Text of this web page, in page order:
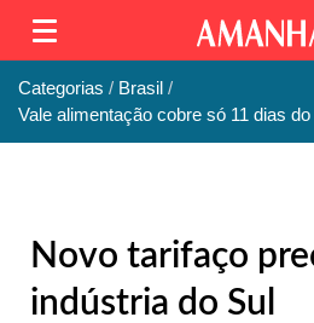
Categorias
Brasil
Vale alimentação cobre só 11 dias
Novo tarifaço
indústria do Sul